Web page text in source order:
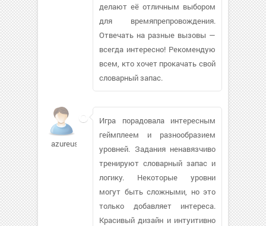
делают её отличным выбором
для времяпрепровождения.
Отвечать на разные вызовы —
всегда интересно! Рекомендую
всем, кто хочет прокачать свой
словарный запас.
azureusnez185
Игра порадовала интересным
геймплеем и разнообразием
уровней. Задания ненавязчиво
тренируют словарный запас и
логику. Некоторые уровни
могут быть сложными, но это
только добавляет интереса.
Красивый дизайн и интуитивно